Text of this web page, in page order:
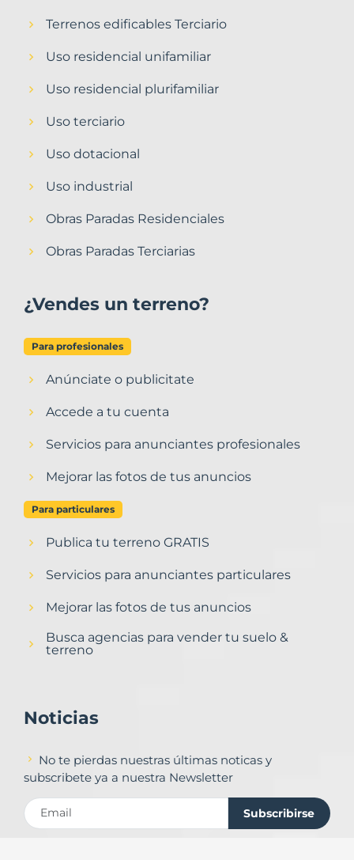
Terrenos edificables Terciario
Uso residencial unifamiliar
Uso residencial plurifamiliar
Uso terciario
Uso dotacional
Uso industrial
Obras Paradas Residenciales
Obras Paradas Terciarias
¿Vendes un terreno?
Para profesionales
Anúnciate o publicitate
Accede a tu cuenta
Servicios para anunciantes profesionales
Mejorar las fotos de tus anuncios
Para particulares
Publica tu terreno GRATIS
Servicios para anunciantes particulares
Mejorar las fotos de tus anuncios
Busca agencias para vender tu suelo &
terreno
Noticias
No te pierdas nuestras últimas noticas y
subscribete ya a nuestra Newsletter
Subscribirse